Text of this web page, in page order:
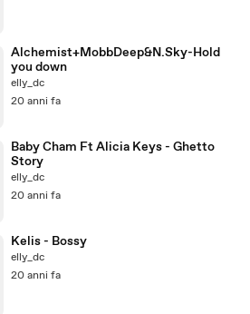
Alchemist+MobbDeep&N.Sky-Hold
you down
elly_dc
20 anni fa
Baby Cham Ft Alicia Keys - Ghetto
Story
elly_dc
20 anni fa
Kelis - Bossy
elly_dc
20 anni fa